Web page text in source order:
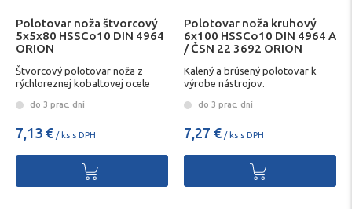
Polotovar noža štvorcový
5x5x80 HSSCo10 DIN 4964
ORION
Štvorcový polotovar noža z
rýchloreznej kobaltovej ocele
do 3 prac. dní
7,13 € / ks s DPH
Polotovar noža kruhový
6x100 HSSCo10 DIN 4964 A
/ ČSN 22 3692 ORION
Kalený a brúsený polotovar k
výrobe nástrojov.
do 3 prac. dní
7,27 € / ks s DPH